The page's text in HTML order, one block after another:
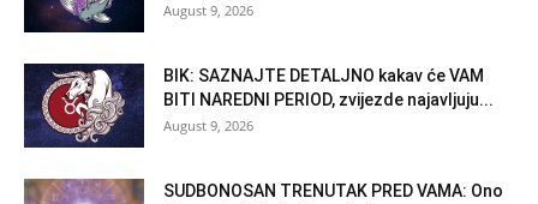
August 9, 2026
BIK: SAZNAJTE DETALJNO kakav će VAM
BITI NAREDNI PERIOD, zvijezde najavljuju...
August 9, 2026
SUDBONOSAN TRENUTAK PRED VAMA: Ono